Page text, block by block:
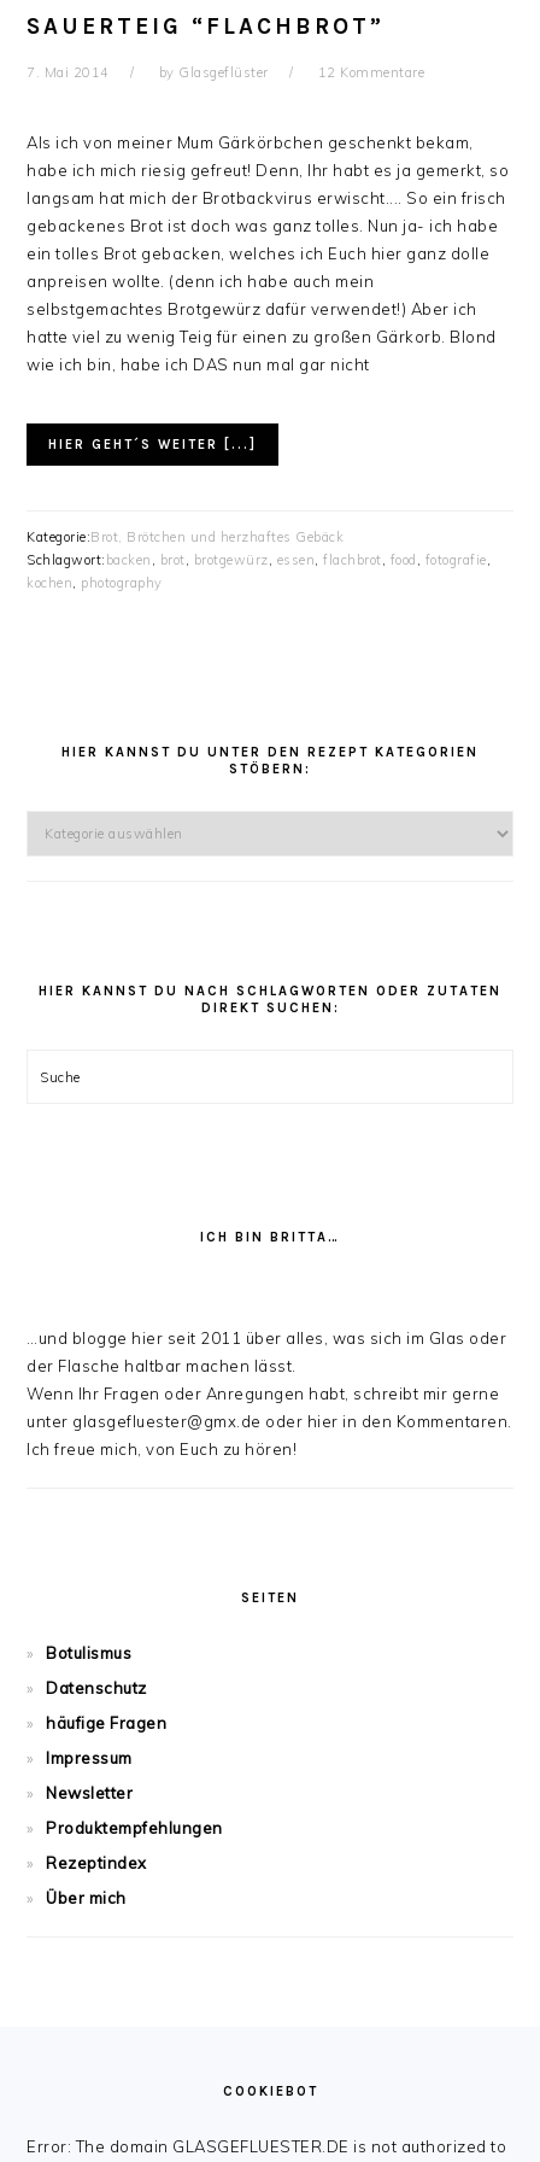
SAUERTEIG “FLACHBROT”
7. Mai 2014 by Glasgeflüster 12 Kommentare
Als ich von meiner Mum Gärkörbchen geschenkt bekam,
habe ich mich riesig gefreut! Denn, Ihr habt es ja gemerkt, so
langsam hat mich der Brotbackvirus erwischt.... So ein frisch
gebackenes Brot ist doch was ganz tolles. Nun ja- ich habe
ein tolles Brot gebacken, welches ich Euch hier ganz dolle
anpreisen wollte. (denn ich habe auch mein
selbstgemachtes Brotgewürz dafür verwendet!) Aber ich
hatte viel zu wenig Teig für einen zu großen Gärkorb. Blond
wie ich bin, habe ich DAS nun mal gar nicht
HIER GEHT´S WEITER [...]
Kategorie:Brot, Brötchen und herzhaftes Gebäck
Schlagwort: backen , brot, brotgewürz, essen,flachbrot, food , fotografie,
kochen, photography
HIER KANNST DU UNTER DEN REZEPT KATEGORIEN
STÖBERN:
Kategorien
HIER KANNST DU NACH SCHLAGWORTEN ODER ZUTATEN
DIREKT SUCHEN:
Suche
ICH BIN BRITTA…
…und blogge hier seit 2011 über alles, was sich im Glas oder
der Flasche haltbar machen lässt.
Wenn Ihr Fragen oder Anregungen habt, schreibt mir gerne
unter glasgefluester@gmx.de oder hier in den Kommentaren.
Ich freue mich, von Euch zu hören!
SEITEN
Botulismus
Datenschutz
häufige Fragen
Impressum
Newsletter
Produktempfehlungen
Rezeptindex
Über mich
COOKIEBOT
Error: The domain GLASGEFLUESTER.DE is not authorized to